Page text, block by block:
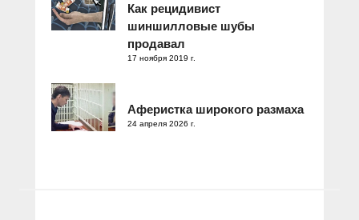
Как рецидивист
шиншилловые шубы
продавал
17 ноября 2019 г.
Аферистка широкого размаха
24 апреля 2026 г.